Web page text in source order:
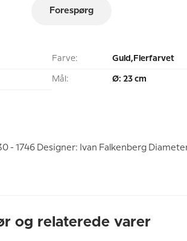
Forespørg
Farve: Guld,Flerfarvet
Mål: Ø: 23 cm
- 1746 Designer: Ivan Falkenberg
og relaterede varer